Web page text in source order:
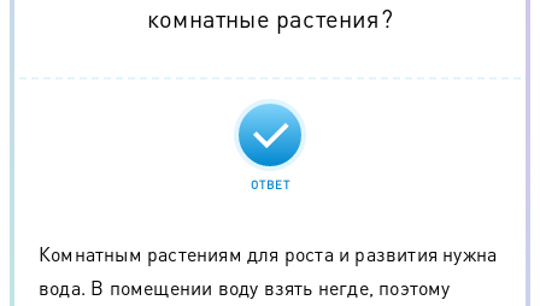
комнатные растения?
ОТВЕТ
Комнатным растениям для роста и развития нужна
вода. В помещении воду взять негде, поэтому